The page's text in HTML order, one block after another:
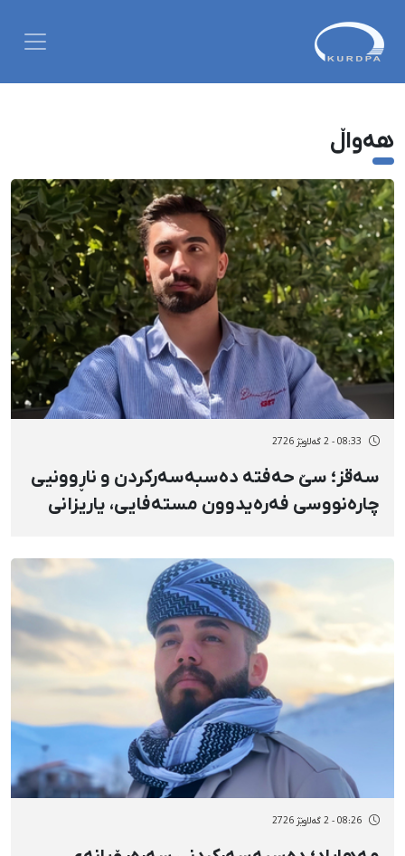
هەواڵ
08:33 - 2 گەلاوێژ 2726
سەقز؛ سێ حەفتە دەسبەسەرکردن و ناڕوونیی
چارەنووسی فەرەیدوون مستەفایی، یاریزانی
08:26 - 2 گەلاوێژ 2726